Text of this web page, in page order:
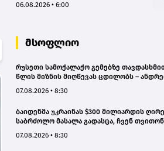
საზიანოდ საბოტაჟის მუხლით
06.08.2026 • 6:00
მსოფლიო
რუსეთი სამოქალაქო გემებზე
წლის მიზნის მიღწევას ცდილობს –
07.08.2026 • 8:30
ბაიდენმა უკრაინას $300 მილიარდის
საბრძოლო მასალა გადასცა, ჩვენ თვითონ
07.08.2026 • 8:30